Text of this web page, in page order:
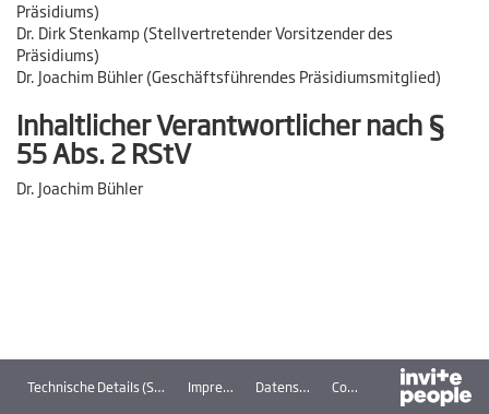
Präsidiums)
Dr. Dirk Stenkamp (Stellvertretender Vorsitzender des
Präsidiums)
Dr. Joachim Bühler (Geschäftsführendes Präsidiumsmitglied)
Inhaltlicher Verantwortlicher nach §
55 Abs. 2 RStV
Dr. Joachim Bühler
Technische Details (Streaming) Impressum Datenschutz Cookies